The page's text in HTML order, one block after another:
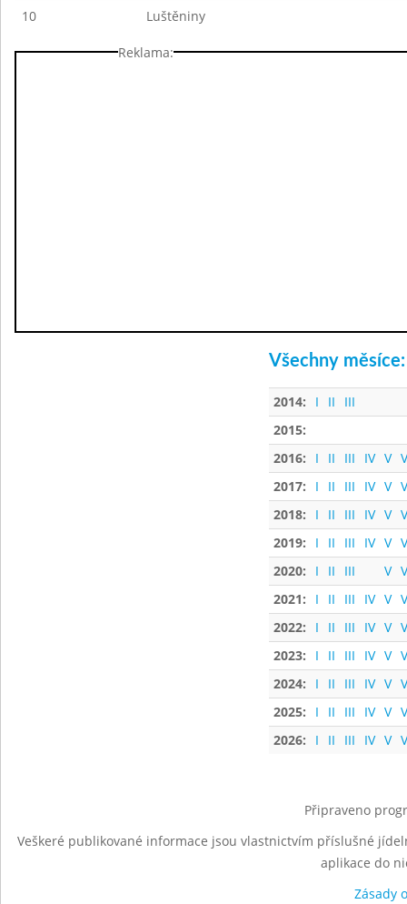
10
Luštěniny
Reklama:
Všechny měsíce:
2014: I II
III
2015:
2016:
I II III IV V
2017:
I II III IV V
2018:
I II III IV V
2019:
I II III IV V
2020:
I II III V
2021:
I II III IV V
2022:
I II III IV V
2023:
I II III IV V
2024:
I II III IV V
2025:
I II III IV V
2026:
I II III IV V
Připraveno
Veškeré publikované informace jsou vlastnictvím příslušné
aplikace do
Zásady